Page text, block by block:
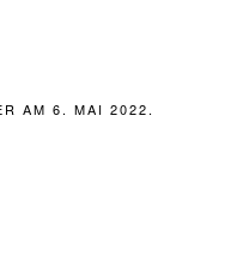
AM 6. MAI 2022.